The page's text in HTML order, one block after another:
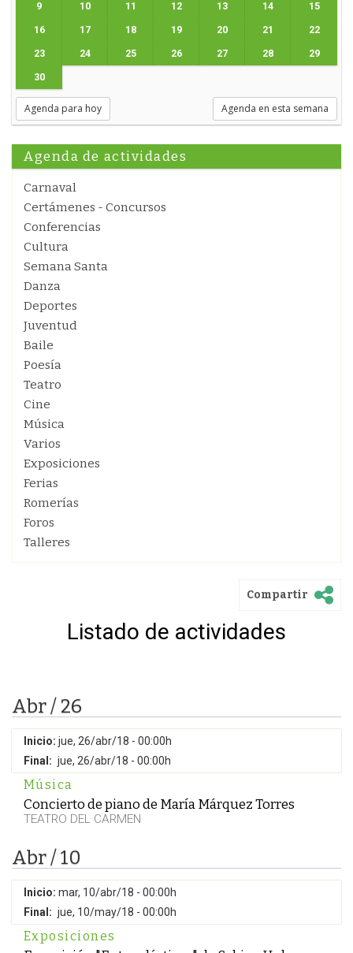
9 10 11 12 13 14 15
16 17 18 19 20 21 22
23 24 25 26 27 28 29
30
Agenda para hoy Agenda en esta semana
Agenda de actividades
Carnaval
Certámenes - Concursos
Conferencias
Cultura
Semana Santa
Danza
Deportes
Juventud
Baile
Poesía
Teatro
Cine
Música
Varios
Exposiciones
Ferias
Romerías
Foros
Talleres
Compartir
Listado de actividades
Abr / 26
Inicio: jue, 26/abr/18 - 00:00h
Final: jue, 26/abr/18 - 00:00h
Música
Concierto de piano de María Márquez Torres
TEATRO DEL CARMEN
Abr / 10
Inicio: mar, 10/abr/18 - 00:00h
Final: jue, 10/may/18 - 00:00h
Exposiciones